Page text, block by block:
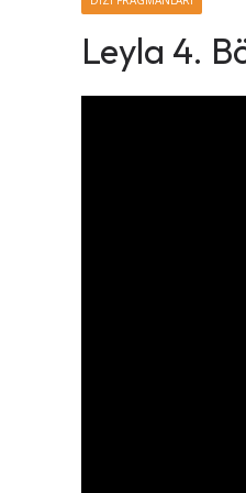
Leyla 4.